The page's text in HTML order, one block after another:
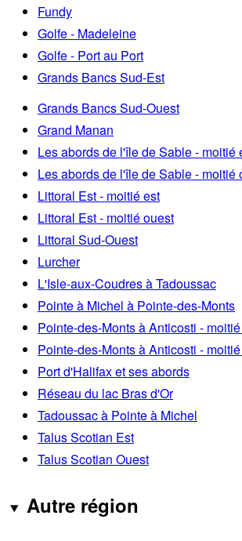
Fundy
Golfe - Madeleine
Golfe - Port au Port
Grands Bancs Sud-Est
Grands Bancs Sud-Ouest
Grand Manan
Les abords de l'île de Sable - moitié
Les abords de l'île de Sable - moitié
Littoral Est - moitié est
Littoral Est - moitié ouest
Littoral Sud-Ouest
Lurcher
L'Isle-aux-Coudres à Tadoussac
Pointe à Michel à Pointe-des-Monts
Pointe-des-Monts à Anticosti -
Pointe-des-Monts à Anticosti -
Port d'Halifax et ses abords
Réseau du lac Bras d'Or
Tadoussac à Pointe à Michel
Talus Scotian Est
Talus Scotian Ouest
Autre région